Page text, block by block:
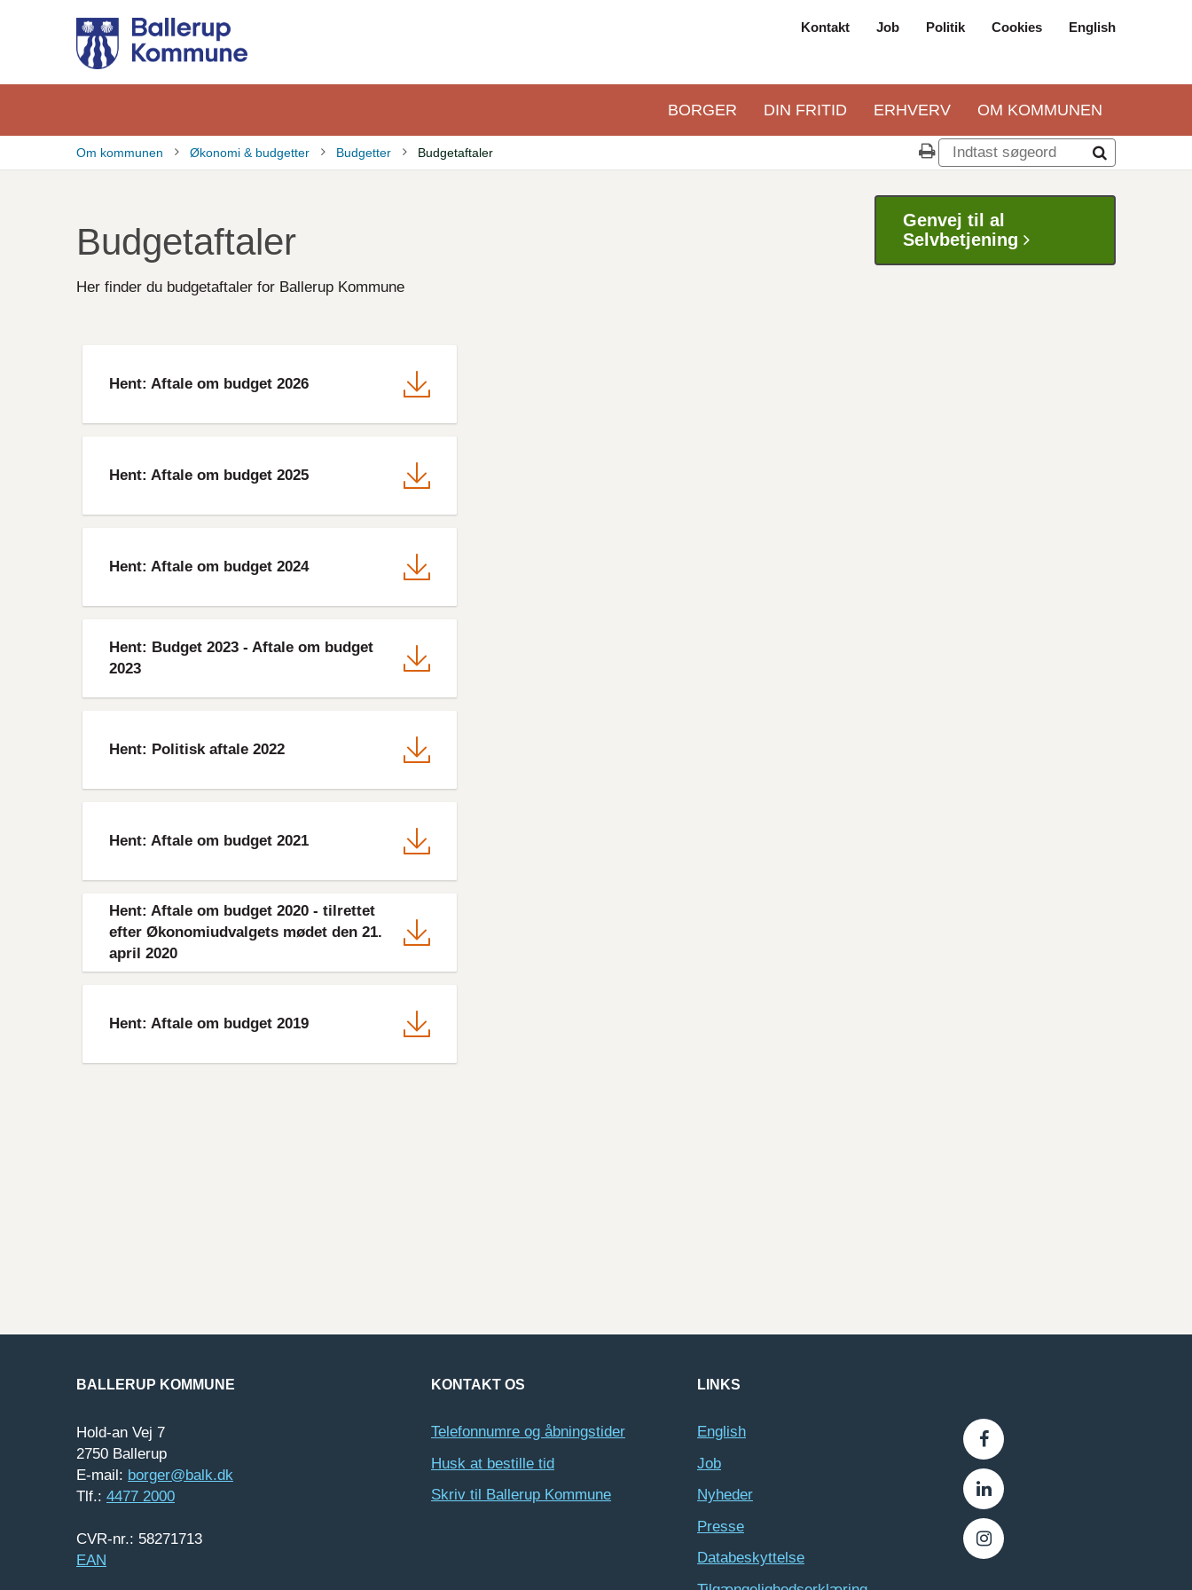
hovedindhold
navigation
Kontakt Job Politik Cookies English
Primær
BORGER DIN FRITID ERHVERV OM KOMMUNEN
Om kommunen Økonomi & budgetter Budgetter Budgetaftaler
Budgetaftaler
Her finder du budgetaftaler for Ballerup Kommune
Hent: Aftale om budget 2026
Hent: Aftale om budget 2025
Hent: Aftale om budget 2024
Hent: Budget 2023 - Aftale om budget
2023
Hent: Politisk aftale 2022
Hent: Aftale om budget 2021
Hent: Aftale om budget 2020 - tilrettet
efter Økonomiudvalgets mødet den 21.
april 2020
Hent: Aftale om budget 2019
Genvej til al
Selvbetjening
BALLERUP KOMMUNE
Hold-an Vej 7
2750 Ballerup
E-mail: borger@balk.dk
Tlf.: 4477 2000
CVR-nr.: 58271713
EAN
KONTAKT OS
Telefonnumre og åbningstider
Husk at bestille tid
Skriv til Ballerup Kommune
LINKS
English
Job
Nyheder
Presse
Databeskyttelse